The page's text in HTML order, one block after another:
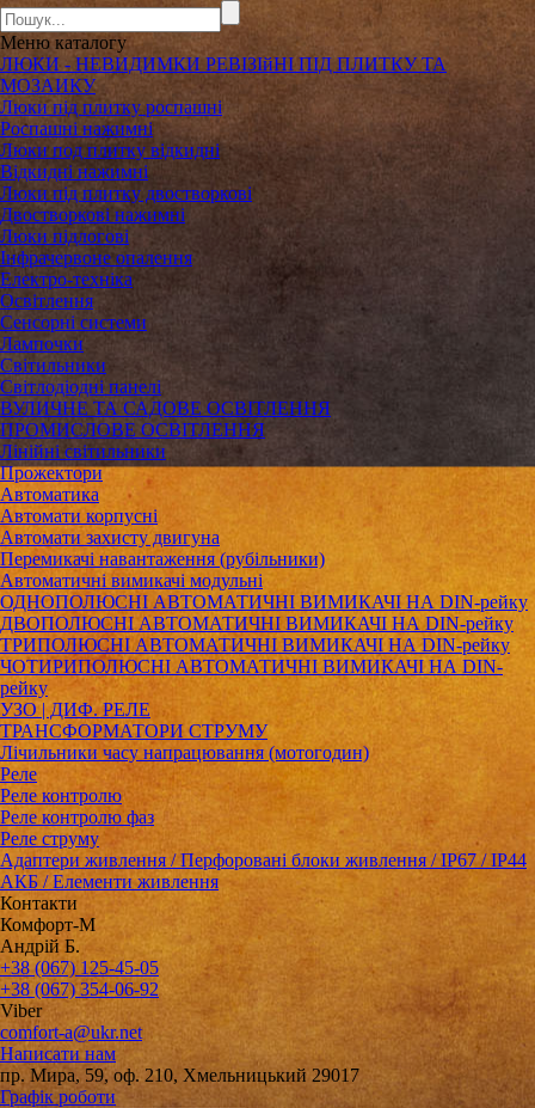
Меню каталогу
ЛЮКИ - НЕВИДИМКИ РЕВІЗІйНІ ПІД ПЛИТКУ ТА
МОЗАИКУ
Люки під плитку роспашні
Роспашні нажимні
Люки под плитку відкидні
Відкидні нажимні
Люки під плитку двостворкові
Двостворкові нажимні
Люки підлогові
Інфрачервоне опалення
Електро-техніка
Освітлення
Сенсорні системи
Лампочки
Світильники
Світлодіодні панелі
ВУЛИЧНЕ ТА САДОВЕ ОСВІТЛЕННЯ
ПРОМИСЛОВЕ ОСВІТЛЕННЯ
Лінійні світильники
Прожектори
Автоматика
Автомати корпусні
Автомати захисту двигуна
Перемикачі навантаження (рубільники)
Автоматичні вимикачі модульні
ОДНОПОЛЮСНІ АВТОМАТИЧНІ ВИМИКАЧІ НА DIN-рейку
ДВОПОЛЮСНІ АВТОМАТИЧНІ ВИМИКАЧІ НА DIN-рейку
ТРИПОЛЮСНІ АВТОМАТИЧНІ ВИМИКАЧІ НА DIN-рейку
ЧОТИРИПОЛЮСНІ АВТОМАТИЧНІ ВИМИКАЧІ НА DIN-
рейку
УЗО | ДИФ. РЕЛЕ
ТРАНСФОРМАТОРИ СТРУМУ
Лічильники часу напрацювання (мотогодин)
Реле
Реле контролю
Реле контролю фаз
Реле струму
Адаптери живлення / Перфоровані блоки живлення / IP67 / IP44
АКБ / Елементи живлення
Контакти
Комфорт-М
Андрій Б.
+38 (067) 125-45-05
+38 (067) 354-06-92
Viber
comfort-a@ukr.net
Написати нам
пр. Мира, 59, оф. 210, Хмельницький 29017
Графік роботи